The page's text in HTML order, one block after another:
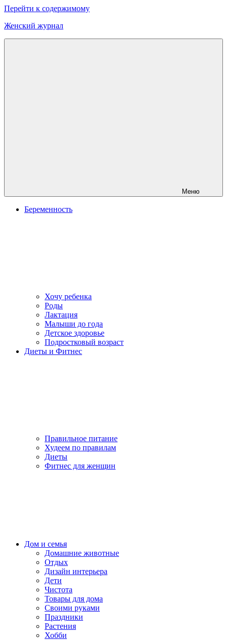
Перейти к содержимому
Женский журнал
Меню
Беременность
Хочу ребенка
Роды
Лактация
Малыши до года
Детское здоровье
Подростковый возраст
Диеты и Фитнес
Правильное питание
Худеем по правилам
Диеты
Фитнес для женщин
Дом и семья
Домашние животные
Отдых
Дизайн интерьера
Дети
Чистота
Товары для дома
Своими руками
Праздники
Растения
Хобби